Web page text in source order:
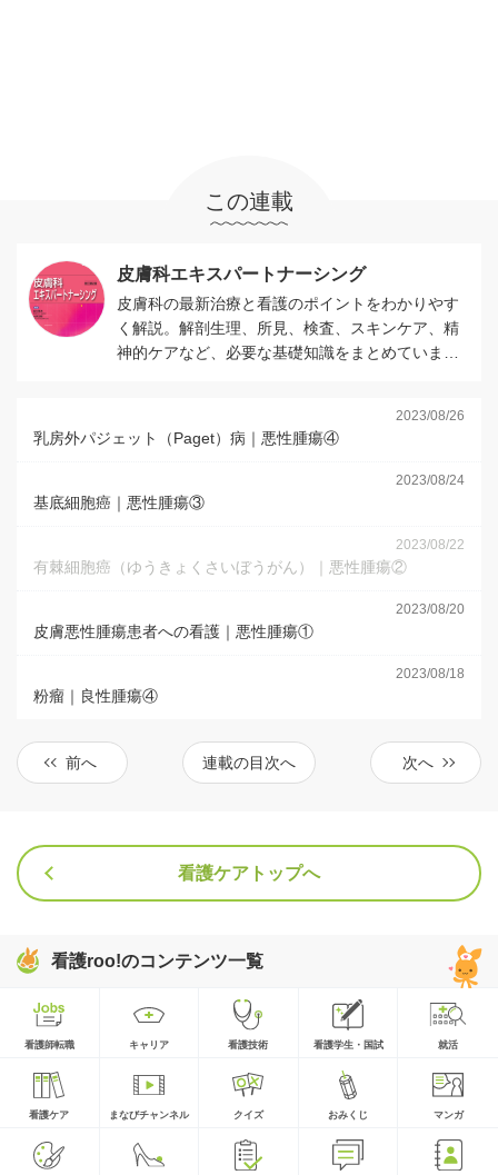
この連載
皮膚科エキスパートナーシング
皮膚科の最新治療と看護のポイントをわかりやす
く解説。解剖生理、所見、検査、スキンケア、精
神的ケアなど、必要な基礎知識をまとめていま
2023/08/26
乳房外パジェット（Paget）病｜悪性腫瘍④
2023/08/24
基底細胞癌｜悪性腫瘍③
2023/08/22
有棘細胞癌（ゆうきょくさいぼうがん）｜悪性腫瘍②
2023/08/20
皮膚悪性腫瘍患者への看護｜悪性腫瘍①
2023/08/18
粉瘤｜良性腫瘍④
前へ 連載の目次へ 次へ
看護ケアトップへ
看護roo!のコンテンツ一覧
看護師転職 キャリア 看護技術 看護学生・国試 就活
看護ケア まなびチャンネル クイズ おみくじ マンガ